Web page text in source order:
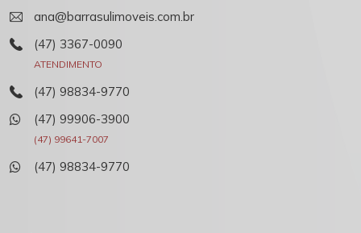
ana@barrasulimoveis.com.br
(47) 3367-0090
ATENDIMENTO
(47) 98834-9770
(47) 99906-3900
(47) 99641-7007
(47) 98834-9770